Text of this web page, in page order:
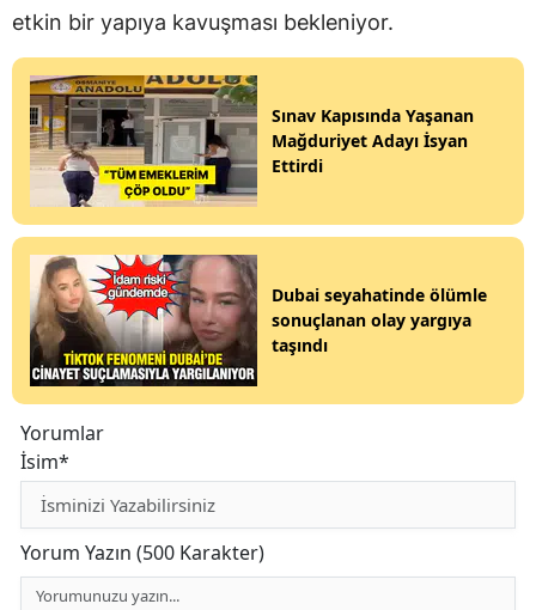
etkin bir yapıya kavuşması bekleniyor.
Sınav Kapısında Yaşanan
Mağduriyet Adayı İsyan
Ettirdi
Dubai seyahatinde ölümle
sonuçlanan olay yargıya
taşındı
Yorumlar
İsim*
Yorum Yazın (500 Karakter)